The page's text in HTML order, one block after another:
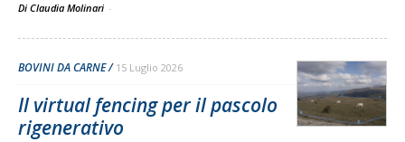
Di Claudia Molinari -
BOVINI DA CARNE 15 Luglio 2026
Il virtual fencing per il pascolo
rigenerativo